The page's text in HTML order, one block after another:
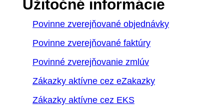
Užitočné informácie
Povinne zverejňované objednávky
Povinne zverejňované faktúry
Povinné zverejňovanie zmlúv
Zákazky aktívne cez eZakazky
Zákazky aktívne cez EKS